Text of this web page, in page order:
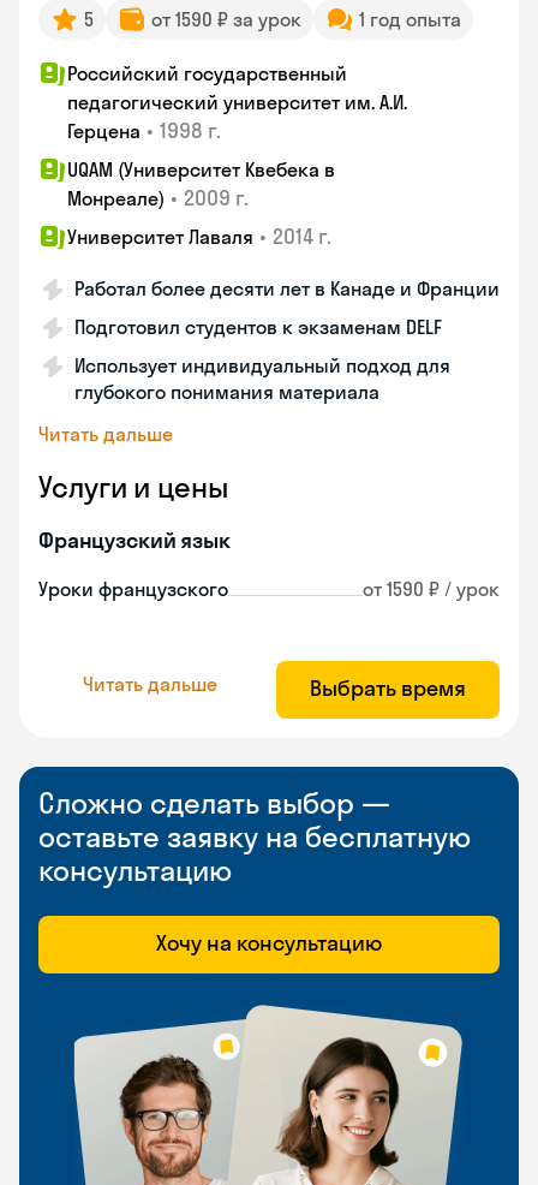
5 от 1590 ₽ за урок 1 год опыта
Российский государственный
педагогический университет им. А.И.
Герцена • 1998 г.
UQAM (Университет Квебека в
Монреале) • 2009 г.
Университет Лаваля • 2014 г.
Работал более десяти лет в Канаде и Франции
Подготовил студентов к экзаменам DELF
Использует индивидуальный подход для
глубокого понимания материала
Читать дальше
Услуги и цены
Французский язык
Уроки французского от 1590 ₽ / урок
Читать дальше Выбрать время
Сложно сделать выбор —
оставьте заявку на бесплатную
консультацию
Хочу на консультацию